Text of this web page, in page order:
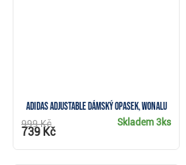
Adidas Adjustable dámský opasek, wonalu
Skladem3ks
999 Kč
739 Kč